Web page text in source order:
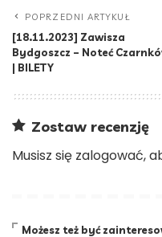
POPRZEDNI ARTYKUŁ
[18.11.2023] Zawisza
Bydgoszcz – Noteć
| BILETY
Zostaw recenzję
Musisz się zalogować,
Możesz też być